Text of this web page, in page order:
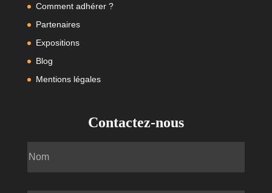
Comment adhérer ?
Partenaires
Expositions
Blog
Mentions légales
Contactez-nous